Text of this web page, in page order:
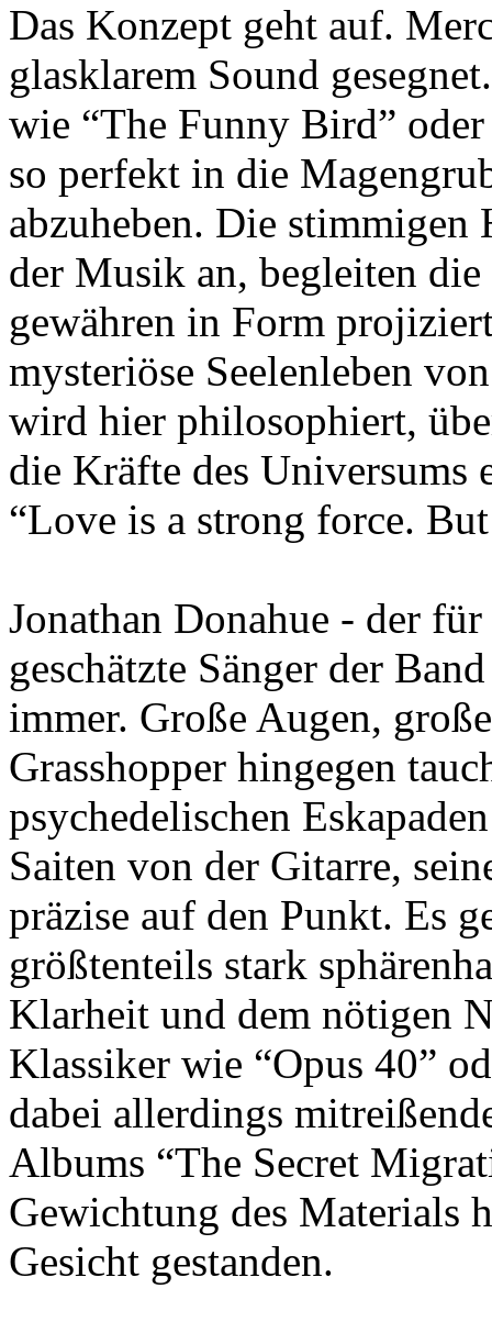
Das Konzept geht auf.
glasklarem Sound
wie “The Funny Bird”
so perfekt in die
abzuheben. Die stimmigen
der Musik an, begleiten
gewähren in Form
mysteriöse Seelenleben
wird hier philosophiert,
die Kräfte des Universums
“Love is a strong force.
Jonathan Donahue - der
geschätzte Sänger der
immer. Große Augen,
Grasshopper hingegen
psychedelischen
Saiten von der Gitarre,
präzise auf den Punkt. Es
größtenteils stark
Klarheit und dem nötigen
Klassiker wie “Opus 40”
dabei allerdings
Albums “The Secret
Gewichtung des Materials
Gesicht gestanden.